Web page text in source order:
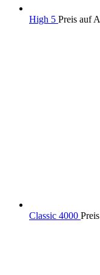
High 5 Preis auf
Classic 4000